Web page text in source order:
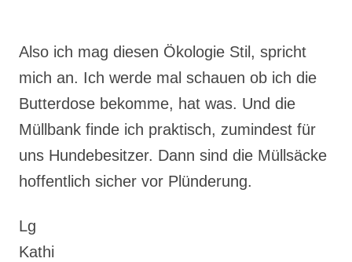
Also ich mag diesen Ökologie Stil, spricht
mich an. Ich werde mal schauen ob ich die
Butterdose bekomme, hat was. Und die
Müllbank finde ich praktisch, zumindest für
uns Hundebesitzer. Dann sind die Müllsäcke
hoffentlich sicher vor Plünderung.
Lg
Kathi